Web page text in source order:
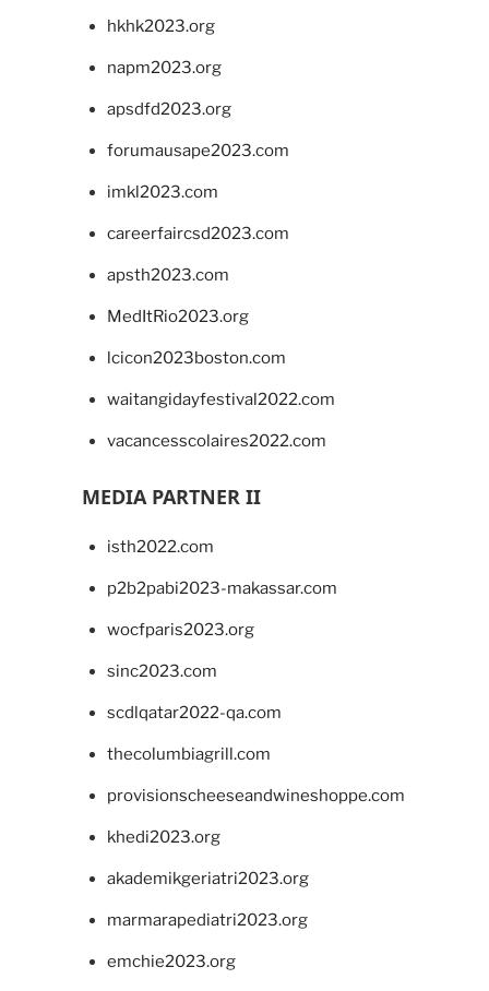
hkhk2023.org
napm2023.org
apsdfd2023.org
forumausape2023.com
imkl2023.com
careerfaircsd2023.com
apsth2023.com
MedItRio2023.org
lcicon2023boston.com
waitangidayfestival2022.com
vacancesscolaires2022.com
MEDIA PARTNER II
isth2022.com
p2b2pabi2023-makassar.com
wocfparis2023.org
sinc2023.com
scdlqatar2022-qa.com
thecolumbiagrill.com
provisionscheeseandwineshoppe.com
khedi2023.org
akademikgeriatri2023.org
marmarapediatri2023.org
emchie2023.org